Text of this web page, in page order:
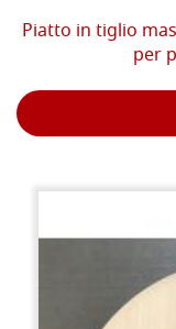
Piatto in tiglio
per